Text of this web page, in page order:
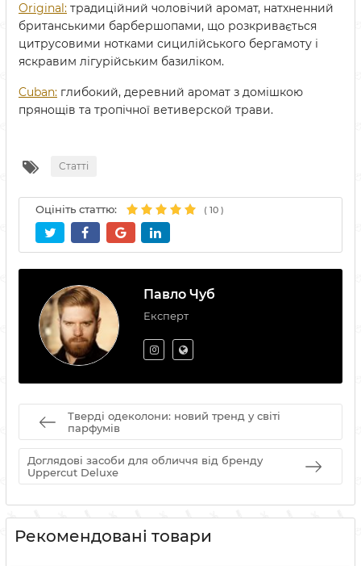
Original: традиційний чоловічий аромат, натхненний
британськими барбершопами, що розкривається
цитрусовими нотками сицилійського бергамоту і
яскравим лігурійським базиліком.
Cuban: глибокий, деревний аромат з домішкою
прянощів та тропічної ветиверской трави.
Статті
Оцініть статтю: ( 10 )
Павло Чуб
Експерт
Тверді одеколони: новий тренд у світі
парфумів
Доглядові засоби для обличчя від бренду
Uppercut Deluxe
Рекомендовані товари